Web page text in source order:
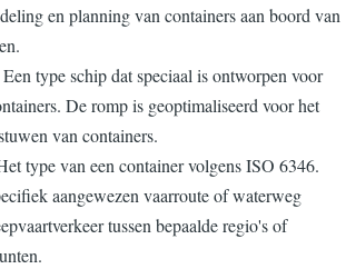
en planning van containers aan boord van
Een type schip dat speciaal is ontworpen voor
De romp is geoptimaliseerd voor het
van containers.
type van een container volgens ISO 6346.
aangewezen vaarroute of waterweg
tussen bepaalde regio's of